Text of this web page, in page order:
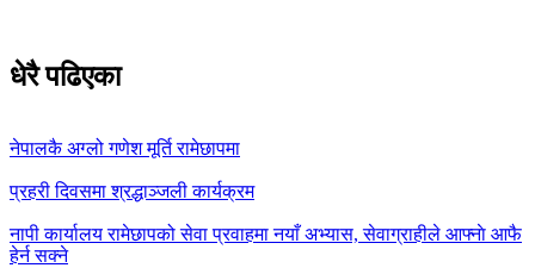
धेरै पढिएका
नेपालकै अग्लो गणेश मूर्ति रामेछापमा
प्रहरी दिवसमा श्रद्धाञ्जली कार्यक्रम
नापी कार्यालय रामेछापको सेवा प्रवाहमा नयाँ अभ्यास, सेवाग्राहीले आफ्नाे आफै
हेर्न सक्ने